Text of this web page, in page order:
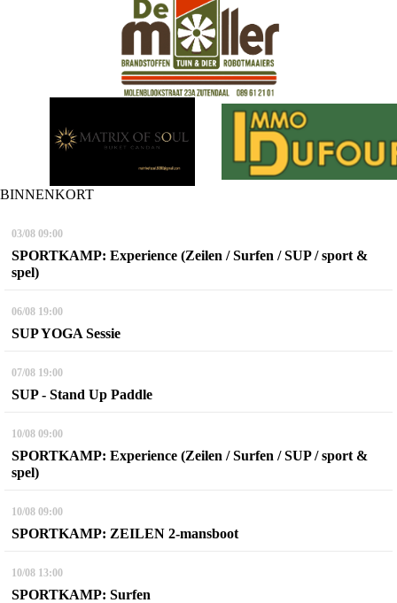
BINNENKORT
03/08 09:00
SPORTKAMP: Experience (Zeilen / Surfen / SUP / sport &
spel)
06/08 19:00
SUP YOGA Sessie
07/08 19:00
SUP - Stand Up Paddle
10/08 09:00
SPORTKAMP: Experience (Zeilen / Surfen / SUP / sport &
spel)
10/08 09:00
SPORTKAMP: ZEILEN 2-mansboot
10/08 13:00
SPORTKAMP: Surfen